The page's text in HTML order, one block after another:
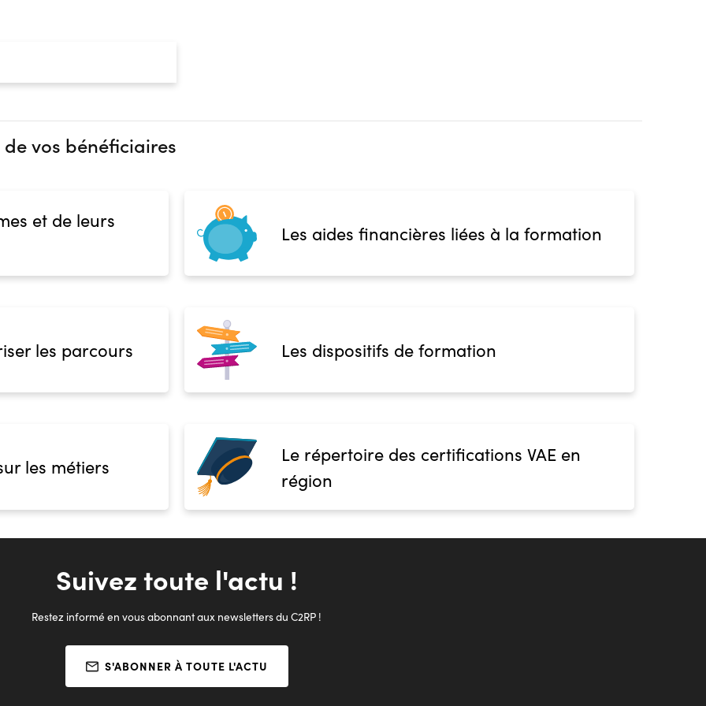
les équipements mis à
Complément d'information
Aucune information
vos bénéficiaires
et de leurs
Les aides financières liées à la formation
les parcours Les dispositifs de formation
les métiers
Le répertoire des certifications VAE en
région
Suivez toute l'actu !
Restez informé en vous abonnant aux newsletters du C2RP !
S'ABONNER À TOUTE L'ACTU